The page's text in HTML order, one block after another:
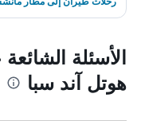
الأسئلة
هوتل آند سبا